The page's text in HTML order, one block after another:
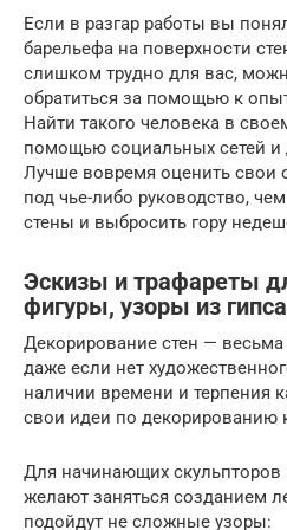
Если в разгар работы вы
барельефа на поверхности
слишком трудно для вас,
обратиться за помощью к
Найти такого человека в
помощью социальных сетей и
Лучше вовремя оценить свои
под чье-либо руководство,
стены и выбросить гору
Эскизы и трафареты
фигуры, узоры из гипса
Декорирование стен —
даже если нет
наличии времени и терпения
свои идеи по декорированию
Для начинающих
желают заняться созданием
подойдут не сложные узоры: